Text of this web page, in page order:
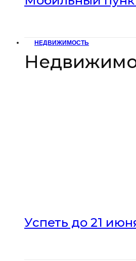
НЕДВИЖИМОСТЬ
Успеть до 21